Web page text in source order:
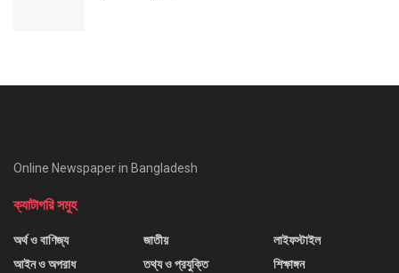
Online Newspaper in Bangladesh
ক্যাটাগরি সমুহ
অর্থ ও বাণিজ্য
আইন ও অপরাধ
জাতীয়
তথ্য ও প্রযুক্তি
লাইফস্টাইল
শিক্ষাঙ্গন